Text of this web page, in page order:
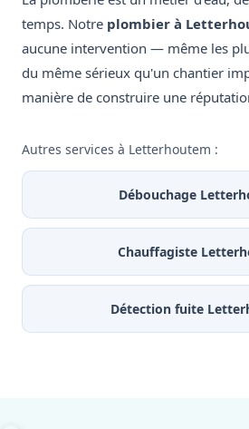
temps. Notre plombier à
aucune intervention — même les
du même sérieux qu'un chantier
manière de construire une
Autres services à Letterhoutem :
Débouchage
Chauffagiste
Détection fuite